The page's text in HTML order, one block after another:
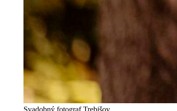
Svadobný fotograf Trebišov